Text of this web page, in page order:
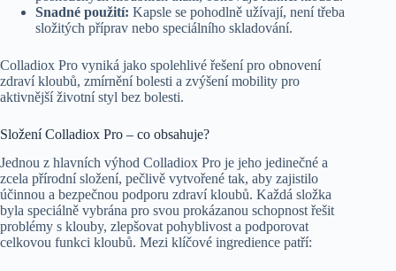
Snadné použití: Kapsle se pohodlně užívají, není třeba
složitých příprav nebo speciálního skladování.
Colladiox Pro vyniká jako spolehlivé řešení pro obnovení
zdraví kloubů, zmírnění bolesti a zvýšení mobility pro
aktivnější životní styl bez bolesti.
Složení Colladiox Pro – co obsahuje?
Jednou z hlavních výhod Colladiox Pro je jeho jedinečné a
zcela přírodní složení, pečlivě vytvořené tak, aby zajistilo
účinnou a bezpečnou podporu zdraví kloubů. Každá složka
byla speciálně vybrána pro svou prokázanou schopnost řešit
problémy s klouby, zlepšovat pohyblivost a podporovat
celkovou funkci kloubů. Mezi klíčové ingredience patří: